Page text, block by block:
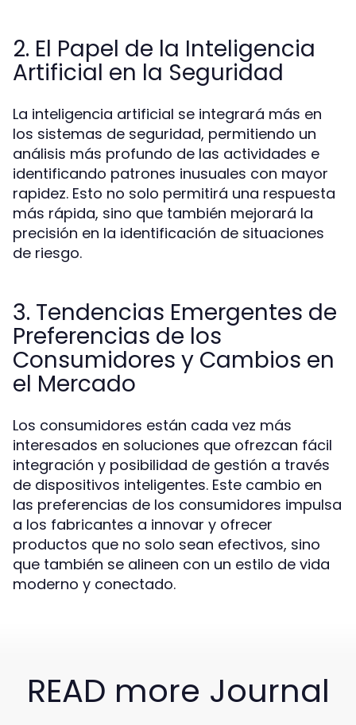
2. El Papel de la Inteligencia
Artificial en la Seguridad
La inteligencia artificial se integrará más en
los sistemas de seguridad, permitiendo un
análisis más profundo de las actividades e
identificando patrones inusuales con mayor
rapidez. Esto no solo permitirá una respuesta
más rápida, sino que también mejorará la
precisión en la identificación de situaciones
de riesgo.
3. Tendencias Emergentes de
Preferencias de los
Consumidores y Cambios en
el Mercado
Los consumidores están cada vez más
interesados en soluciones que ofrezcan fácil
integración y posibilidad de gestión a través
de dispositivos inteligentes. Este cambio en
las preferencias de los consumidores impulsa
a los fabricantes a innovar y ofrecer
productos que no solo sean efectivos, sino
que también se alineen con un estilo de vida
moderno y conectado.
READ more Journal